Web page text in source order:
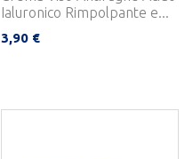
Ialuronico Rimpolpante e...
3,90 €